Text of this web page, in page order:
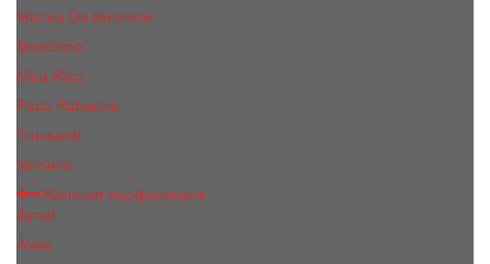
Marina De Bourbon
Moschino
Nina Ricci
Paco Rabanne
Trussardi
Versace
Женская парфюмерия
Ajmal
Alaia